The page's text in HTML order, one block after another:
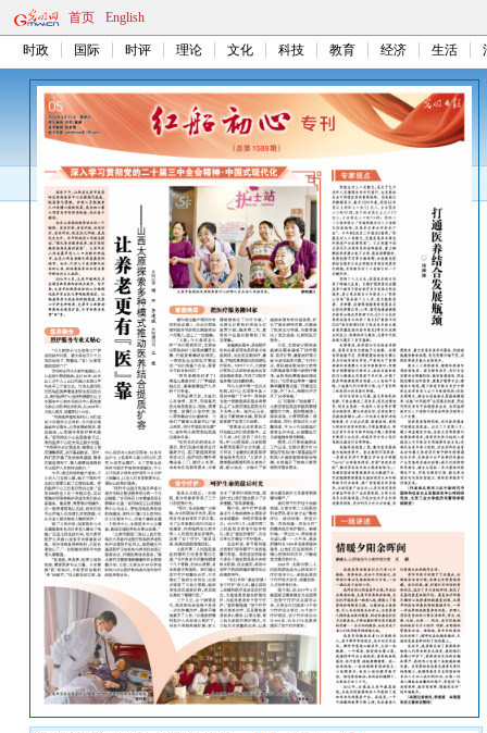
首页 English
时政 国际 时评 理论 文化 科技 教育 经济 生活